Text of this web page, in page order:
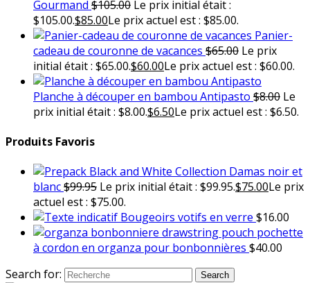
Gourmand $105.00 Le prix initial était :
$105.00.$85.00Le prix actuel est : $85.00.
Panier-
cadeau de couronne de vacances $65.00 Le prix
initial était : $65.00.$60.00Le prix actuel est : $60.00.
Planche à découper en bambou Antipasto $8.00 Le
prix initial était : $8.00.$6.50Le prix actuel est : $6.50.
Produits Favoris
Damas noir et
blanc$99.95 Le prix initial était : $99.95.$75.00Le prix
actuel est : $75.00.
Bougeoirs votifs en verre $16.00
pochette
à cordon en organza pour bonbonnières $40.00
Search for:
Search